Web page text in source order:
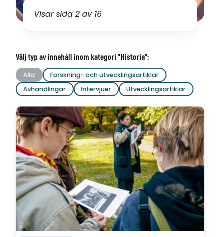
Visar sida 2 av 16
Välj typ av innehåll inom kategori "Historia":
Alla
Forskning- och utvecklingsartiklar
Avhandlingar
Intervjuer Utvecklingsartiklar